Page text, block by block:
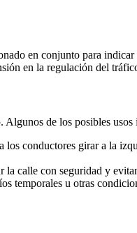
en conjunto para
en la regulación del
Algunos de los posibles usos
conductores girar a la
la calle con seguridad y
temporales u otras